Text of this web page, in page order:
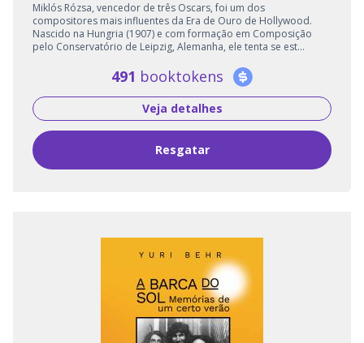
Miklós Rózsa, vencedor de três Oscars, foi um dos
compositores mais influentes da Era de Ouro de Hollywood.
Nascido na Hungria (1907) e com formação em Composição
pelo Conservatório de Leipzig, Alemanha, ele tenta se est...
491 booktokens
Veja detalhes
Resgatar